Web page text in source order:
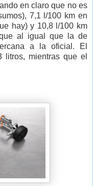
en claro que no es
7,1 l/100 km en
hay) y 10,8 l/100 km
al igual que la de
a la oficial. El
litros, mientras que el